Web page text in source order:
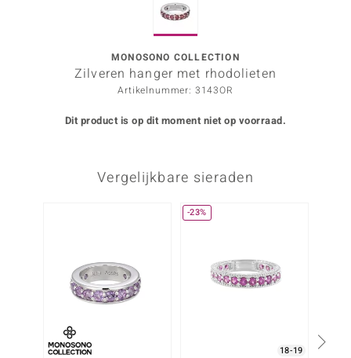
MONOSONO COLLECTION
Zilveren hanger met rhodolieten
Artikelnummer: 3143OR
Dit product is op dit moment niet op voorraad.
Vergelijkbare sieraden
-23%
18-19